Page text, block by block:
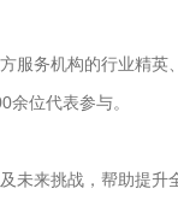
服务机构的行业精英
位代表参与。
未来挑战，帮助提升